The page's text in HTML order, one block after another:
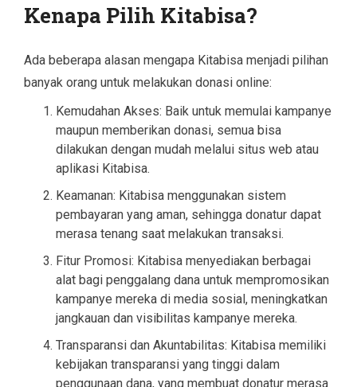
Kenapa Pilih Kitabisa?
Ada beberapa alasan mengapa Kitabisa menjadi pilihan
banyak orang untuk melakukan donasi online:
Kemudahan Akses: Baik untuk memulai kampanye
maupun memberikan donasi, semua bisa
dilakukan dengan mudah melalui situs web atau
aplikasi Kitabisa.
Keamanan: Kitabisa menggunakan sistem
pembayaran yang aman, sehingga donatur dapat
merasa tenang saat melakukan transaksi.
Fitur Promosi: Kitabisa menyediakan berbagai
alat bagi penggalang dana untuk mempromosikan
kampanye mereka di media sosial, meningkatkan
jangkauan dan visibilitas kampanye mereka.
Transparansi dan Akuntabilitas: Kitabisa memiliki
kebijakan transparansi yang tinggi dalam
penggunaan dana, yang membuat donatur merasa